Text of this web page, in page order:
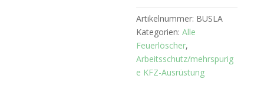
Haltbarkeit
Menge
Artikelnummer: BUSLA
Kategorien:Alle
Feuerlöscher,
Arbeitsschutz/mehrspurig
e KFZ-Ausrüstung